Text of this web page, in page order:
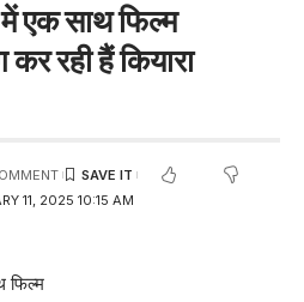
एक साथ फिल्म
रही हैं कियारा
11, 2025 10:15 AM